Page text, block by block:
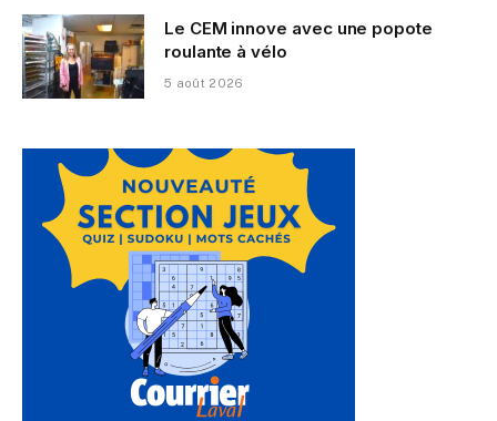
Le CEM innove avec une popote
roulante à vélo
5 août 2026